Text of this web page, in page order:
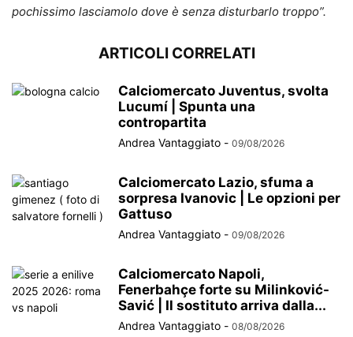
pochissimo lasciamolo dove è senza disturbarlo troppo”.
ARTICOLI CORRELATI
Calciomercato Juventus, svolta
Lucumí | Spunta una
contropartita
Andrea Vantaggiato - 09/08/2026
Calciomercato Lazio, sfuma a
sorpresa Ivanovic | Le opzioni per
Gattuso
Andrea Vantaggiato - 09/08/2026
Calciomercato Napoli,
Fenerbahçe forte su Milinković-
Savić | Il sostituto arriva dalla...
Andrea Vantaggiato - 08/08/2026